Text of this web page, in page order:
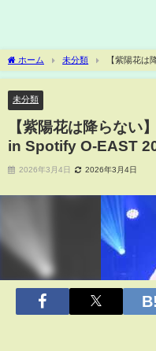
ホーム 未分類
【紫陽花は
O-EAST 2026 DAY3
未分類
【紫陽花は降らない
in Spotify O-EAST
2026年3月4日 2026年3月4日